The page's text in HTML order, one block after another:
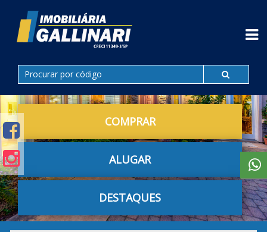
COMPRAR
ALUGAR
DESTAQUES